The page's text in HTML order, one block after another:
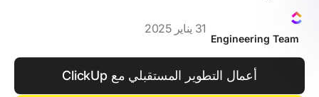
Engineering Team
31 يناير 2025
أعمال التطوير المستقبلي مع ClickUp